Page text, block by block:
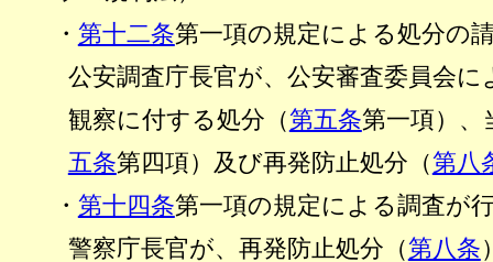
・ 第十二条第一項の規定による処分の
公安調査庁長官が、公安審査委員会
観察に付する処分（第五条第一項）、
五条第四項）及び再発防止処分（第八
・ 第十四条第一項の規定による調査が
警察庁長官が、再発防止処分（第八条